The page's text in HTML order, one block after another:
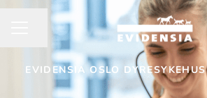
KARRIEREMENY
Del siden
EVIDENSIA OSLO DYRESYKEHUS